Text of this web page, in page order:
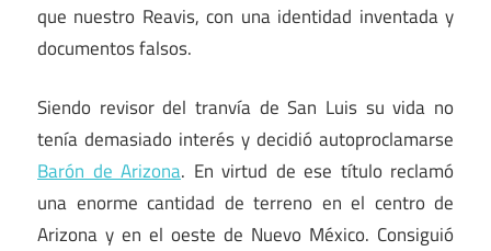
que nuestro Reavis, con una identidad inventada y
documentos falsos.
Siendo revisor del tranvía de San Luis su vida no
tenía demasiado interés y decidió autoproclamarse
Barón de Arizona. En virtud de ese título reclamó
una enorme cantidad de terreno en el centro de
Arizona y en el oeste de Nuevo México. Consiguió